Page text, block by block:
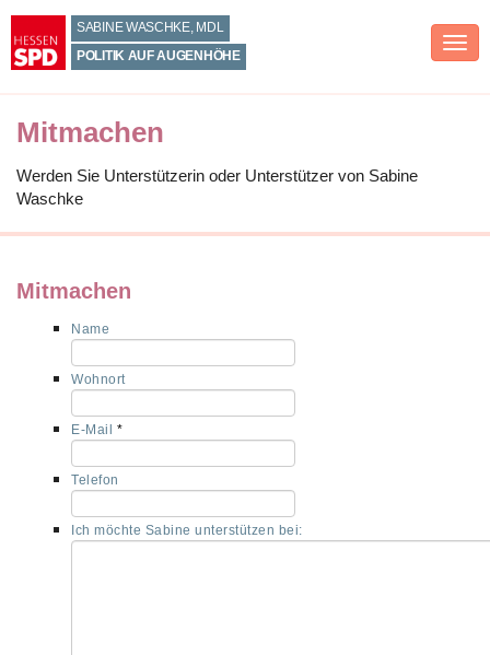
Inhalt
springen
SABINE WASCHKE, MDL
POLITIK AUF AUGENHÖHE
Mitmachen
Werden Sie Unterstützerin oder Unterstützer von Sabine
Waschke
Mitmachen
Name
Wohnort
E-Mail *
Telefon
Ich möchte Sabine unterstützen bei: